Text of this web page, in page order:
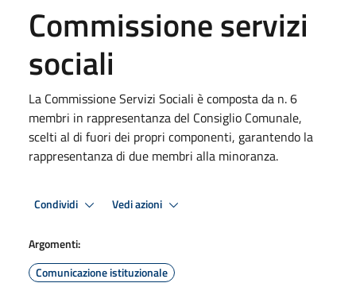
Commissione servizi
sociali
La Commissione Servizi Sociali è composta da n. 6
membri in rappresentanza del Consiglio Comunale,
scelti al di fuori dei propri componenti, garantendo la
rappresentanza di due membri alla minoranza.
Condividi Vedi azioni
Argomenti:
Comunicazione istituzionale